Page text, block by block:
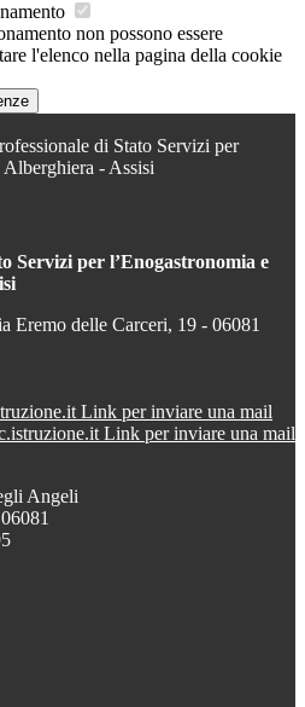
non possono essere
l'elenco nella pagina della cookie
di Stato Servizi per
- Assisi
Servizi per l’Enogastronomia e
Eremo delle Carceri, 19 - 06081
Link per inviare una mail
Link per inviare una mail
Angeli